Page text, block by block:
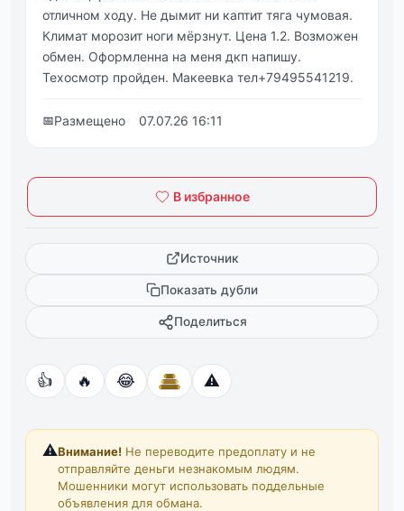
отличном ходу. Не дымит ни каптит тяга чумовая.
Климат морозит ноги мёрзнут. Цена 1.2. Возможен
обмен. Оформленна на меня дкп напишу.
Техосмотр пройден. Макеевка тел+79495541219.
📅Размещено 07.07.26 16:11
В избранное
Источник
Показать дубли
Поделиться
👍 🔥 😂 ⚠️
⚠️Внимание! Не переводите предоплату и не
отправляйте деньги незнакомым людям.
Мошенники могут использовать поддельные
объявления для обмана.